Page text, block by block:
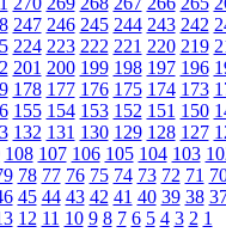
247 246 245 244 243 242
224 223 222 221 220 219
201 200 199 198 197 196
178 177 176 175 174 173
155 154 153 152 151 150
132 131 130 129 128 127
108 107 106 105 104 103
78 77 76 75 74 73 72 71
45 44 43 42 41 40 39 38
12 11 10 9 8 7 6 5 4 3 2 1